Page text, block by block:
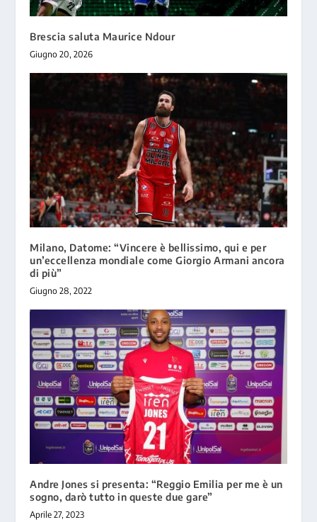
Brescia saluta Maurice Ndour
Giugno 20, 2026
Milano, Datome: “Vincere è bellissimo, qui e per
un’eccellenza mondiale come Giorgio Armani ancora
di più”
Giugno 28, 2022
Andre Jones si presenta: “Reggio Emilia per me è un
sogno, darò tutto in queste due gare”
Aprile 27, 2023